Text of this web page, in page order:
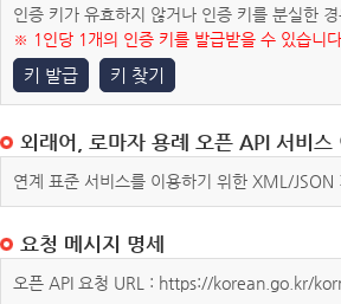
인증 키가 유효하지 않거나 인증 키를 분실한
※ 1인당 1개의 인증 키를 발급받을 수 있습니다.
키 발급 키 찾기
외래어, 로마자 용례 오픈 API 서비스
연계 표준 서비스를 이용하기 위한 XML/
요청 메시지 명세
오픈 API 요청 URL : https://korean.go.kr/